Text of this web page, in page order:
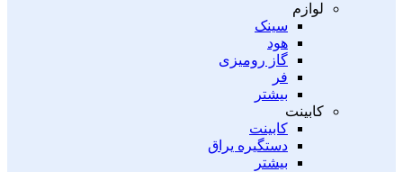
لوازم
سینک
هود
گاز رومیزی
فر
بیشتر
کابینت
کابینت
دستگیره یراق
بیشتر